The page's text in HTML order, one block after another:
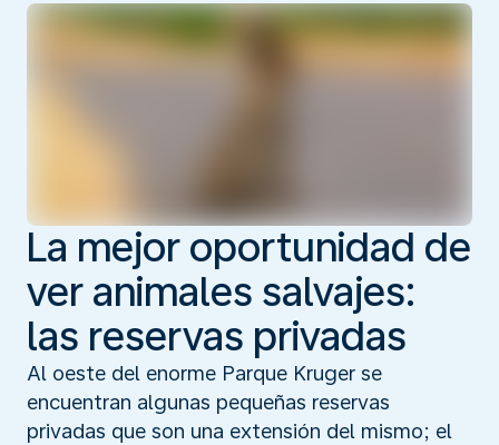
La mejor oportunidad de
ver animales salvajes:
las reservas privadas
Al oeste del enorme Parque Kruger se
encuentran algunas pequeñas reservas
privadas que son una extensión del mismo; el